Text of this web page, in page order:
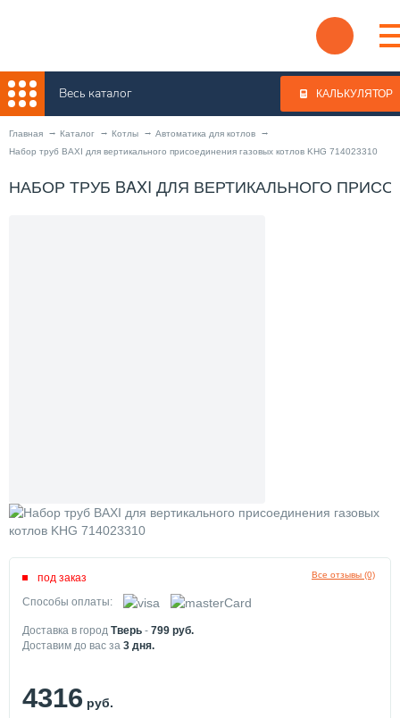
Весь каталог КАЛЬКУЛЯТОР
Главная Каталог Котлы
Автоматика для котлов
Набор труб BAXI для вертикального присоединения газовых котлов KHG 714023310
НАБОР ТРУБ BAXI ДЛЯ ВЕРТИКАЛЬНОГО
Все отзывы (0)
под заказ
Способы оплаты:
Доставка в город Тверь - 799 руб.
Доставим до вас за 3 дня.
4316 руб.